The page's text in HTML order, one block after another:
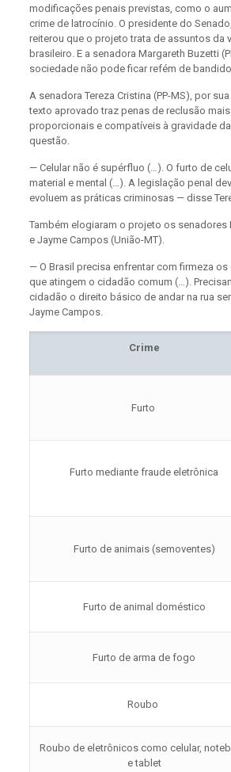
modificações penais previstas, como o
crime de latrocínio. O presidente do
reiterou que o projeto trata de assuntos da
brasileiro. E a senadora Margareth Buzetti
sociedade não pode ficar refém de
A senadora Tereza Cristina (PP-MS), por
texto aprovado traz penas de reclusão mais
proporcionais e compatíveis à gravidade
questão.
— Celular não é supérfluo (…). O furto de
material e mental (…). Alegislação penal
evoluem as práticas criminosas — disse
Também elogiaram o projeto os senadores
e Jayme Campos (União-MT).
— O Brasil precisa enfrentar com firmeza
que atingem o cidadão comum (…).
cidadão o direito básico de andar na rua
Jayme Campos.
Crime
Furto
Furto mediante fraude eletrônica
Furto de animais (semoventes)
Furto de animal doméstico
Furto de arma de fogo
Roubo
Roubo de eletrônicos como celular,
e tablet